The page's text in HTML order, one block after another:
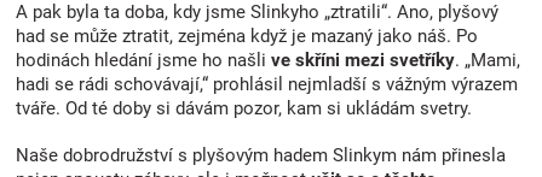
A pak byla ta doba, kdy jsme Slinkyho „ztratili“. Ano, plyšový
had se může ztratit, zejména když je mazaný jako náš. Po
hodinách hledání jsme ho našli ve skříni mezi svetříky. „Mami,
hadi se rádi schovávají,“ prohlásil nejmladší s vážným výrazem
tváře. Od té doby si dávám pozor, kam si ukládám svetry.
Naše dobrodružství s plyšovým hadem Slinkym nám přinesla